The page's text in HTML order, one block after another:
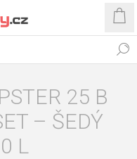
25 B
– ŠEDÝ
L